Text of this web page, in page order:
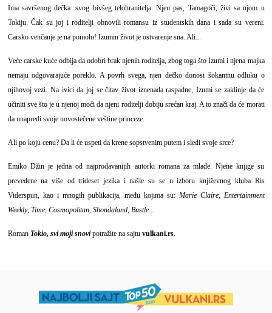
Ima savršenog dečka: svog bivšeg telohranitelja. Njen pas, Tamagoči, živi sa njom u
Tokiju. Čak su joj i roditelji obnovili romansu iz studentskih dana i sada su vereni.
Carsko venčanje je na pomolu! Izumin život je ostvarenje sna. Ali...
Veće carske kuće odbija da odobri brak njenih roditelja, zbog toga što Izumi i njena majka
nemaju odgovarajuće poreklo. A povrh svega, njen dečko donosi šokantnu odluku o
njihovoj vezi. Na ivici da joj se čitav život iznenada raspadne, Izumi se zaklinje da će
učiniti sve što je u njenoj moći da njeni roditelji dobiju srećan kraj. A to znači da će morati
da unapredi svoje novostečene veštine princeze.
Ali po koju cenu? Da li će uspeti da krene sopstvenim putem i sledi svoje srce?
Emiko Džin je jedna od najprodavanijih autorki romana za mlade. Njene knjige su
prevedene na više od trideset jezika i našle su se u izboru književnog kluba Ris
Viderspun, kao i mnogih publikacija, među kojima su: Marie Claire, Entertainment
Weekly, Time, Cosmopolitan, Shondaland, Bustle...
Roman Tokio, svi moji snovi potražite na sajtu vulkani.rs.